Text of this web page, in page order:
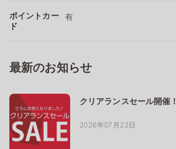
ポイントカー
ド
有
最新のお知らせ
クリアランスセール開催！
2026年07月22日